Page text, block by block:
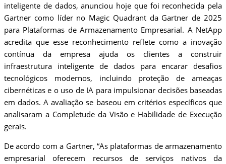
inteligente de dados, anunciou hoje que foi reconhecida pela
Gartner como líder no Magic Quadrant da Gartner de 2025
para Plataformas de Armazenamento Empresarial. A NetApp
acredita que esse reconhecimento reflete como a inovação
contínua da empresa ajuda os clientes a construir
infraestrutura inteligente de dados para encarar desafios
tecnológicos modernos, incluindo proteção de ameaças
cibernéticas e o uso de IA para impulsionar decisões baseadas
em dados. A avaliação se baseou em critérios específicos que
analisaram a Completude da Visão e Habilidade de Execução
gerais.
De acordo com a Gartner, “As plataformas de armazenamento
empresarial oferecem recursos de serviços nativos da